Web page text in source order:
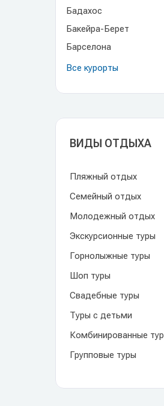
Бадахос
Бакейра-Берет
Барселона
Все курорты
ВИДЫ ОТДЫХА
Пляжный отдых
Семейный отдых
Молодежный отдых
Экскурсионные туры
Горнолыжные туры
Шоп туры
Свадебные туры
Туры с детьми
Комбинированные
Групповые туры